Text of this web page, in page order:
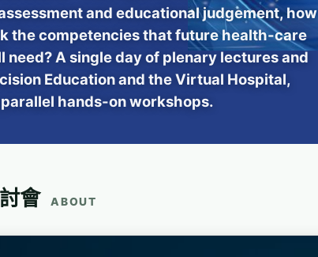
and educational judgement, how
the competencies that future health-care
need? A single day of plenary lectures and
Education and the Virtual Hospital,
hands-on workshops.
會 ABOUT